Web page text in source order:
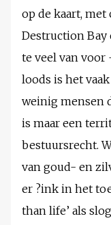
op de kaart, met
Destruction Bay
te veel van voor
loods is het
weinig mensen
is maar een
bestuursrecht.
van goud- en
er ?ink in het
than life’ als